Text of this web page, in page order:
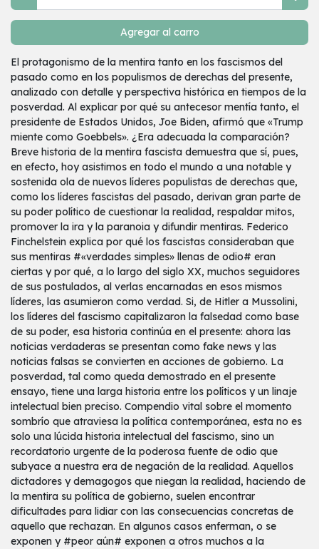
Agregar al carro
El protagonismo de la mentira tanto en los fascismos del
pasado como en los populismos de derechas del presente,
analizado con detalle y perspectiva histórica en tiempos de la
posverdad. Al explicar por qué su antecesor mentía tanto, el
presidente de Estados Unidos, Joe Biden, afirmó que «Trump
miente como Goebbels». ¿Era adecuada la comparación?
Breve historia de la mentira fascista demuestra que sí, pues,
en efecto, hoy asistimos en todo el mundo a una notable y
sostenida ola de nuevos líderes populistas de derechas que,
como los líderes fascistas del pasado, derivan gran parte de
su poder político de cuestionar la realidad, respaldar mitos,
promover la ira y la paranoia y difundir mentiras. Federico
Finchelstein explica por qué los fascistas consideraban que
sus mentiras #«verdades simples» llenas de odio# eran
ciertas y por qué, a lo largo del siglo XX, muchos seguidores
de sus postulados, al verlas encarnadas en esos mismos
líderes, las asumieron como verdad. Si, de Hitler a Mussolini,
los líderes del fascismo capitalizaron la falsedad como base
de su poder, esa historia continúa en el presente: ahora las
noticias verdaderas se presentan como fake news y las
noticias falsas se convierten en acciones de gobierno. La
posverdad, tal como queda demostrado en el presente
ensayo, tiene una larga historia entre los políticos y un linaje
intelectual bien preciso. Compendio vital sobre el momento
sombrío que atraviesa la política contemporánea, esta no es
solo una lúcida historia intelectual del fascismo, sino un
recordatorio urgente de la poderosa fuente de odio que
subyace a nuestra era de negación de la realidad. Aquellos
dictadores y demagogos que niegan la realidad, haciendo de
la mentira su política de gobierno, suelen encontrar
dificultades para lidiar con las consecuencias concretas de
aquello que rechazan. En algunos casos enferman, o se
exponen y #peor aún# exponen a otros muchos a la